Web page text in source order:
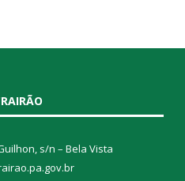
s/n – Bela Vista